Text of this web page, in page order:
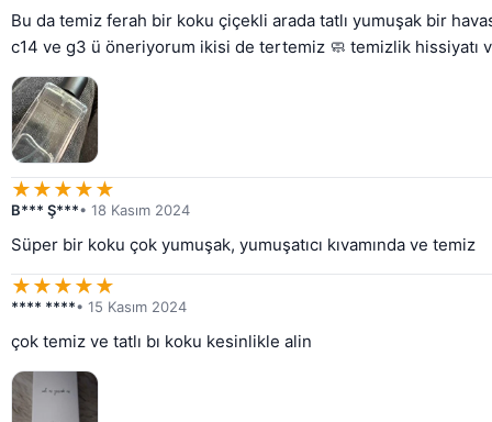
Bu da temiz ferah bir koku çiçekli arada tatlı yumuşak bir
c14 ve g3 ü öneriyorum ikisi de tertemiz 🧼 temizlik hissiyatı
★★★★★
B*** Ş***• 18 Kasım 2024
Süper bir koku çok yumuşak, yumuşatıcı kıvamında ve temiz
★★★★★
**** ****• 15 Kasım 2024
çok temiz ve tatlı bı koku kesinlikle alin